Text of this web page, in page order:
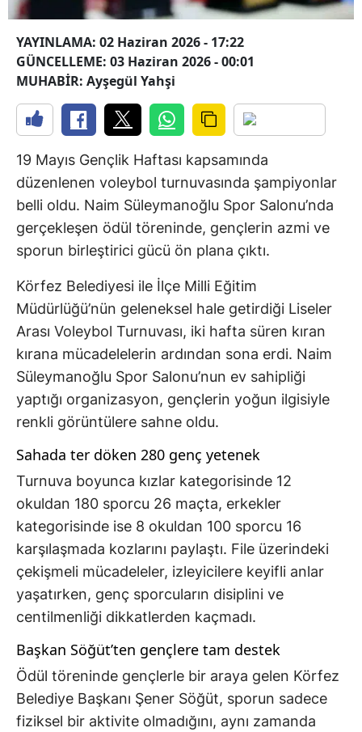
YAYINLAMA: 02 Haziran 2026 - 17:22
GÜNCELLEME: 03 Haziran 2026 - 00:01
MUHABİR: Ayşegül Yahşi
19 Mayıs Gençlik Haftası kapsamında
düzenlenen voleybol turnuvasında şampiyonlar
belli oldu. Naim Süleymanoğlu Spor Salonu’nda
gerçekleşen ödül töreninde, gençlerin azmi ve
sporun birleştirici gücü ön plana çıktı.
Körfez Belediyesi ile İlçe Milli Eğitim
Müdürlüğü’nün geleneksel hale getirdiği Liseler
Arası Voleybol Turnuvası, iki hafta süren kıran
kırana mücadelelerin ardından sona erdi. Naim
Süleymanoğlu Spor Salonu’nun ev sahipliği
yaptığı organizasyon, gençlerin yoğun ilgisiyle
renkli görüntülere sahne oldu.
Sahada ter döken 280 genç yetenek
Turnuva boyunca kızlar kategorisinde 12
okuldan 180 sporcu 26 maçta, erkekler
kategorisinde ise 8 okuldan 100 sporcu 16
karşılaşmada kozlarını paylaştı. File üzerindeki
çekişmeli mücadeleler, izleyicilere keyifli anlar
yaşatırken, genç sporcuların disiplini ve
centilmenliği dikkatlerden kaçmadı.
Başkan Söğüt’ten gençlere tam destek
Ödül töreninde gençlerle bir araya gelen Körfez
Belediye Başkanı Şener Söğüt, sporun sadece
fiziksel bir aktivite olmadığını, aynı zamanda